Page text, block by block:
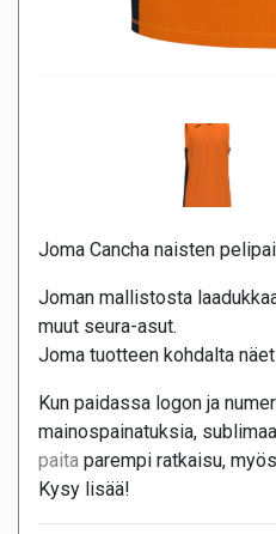
Joma Cancha naisten
Joman mallistosta
muut seura-asut.
Joma tuotteen kohdalta
Kun paidassa logon ja
mainospainatuksia,
paita parempi ratkaisu,
Kysy lisää!